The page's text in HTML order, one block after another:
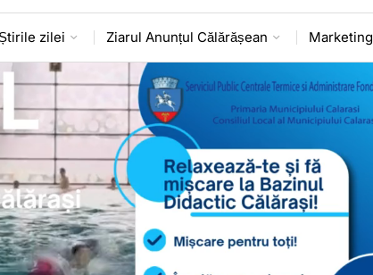
zilei Ziarul Anunțul Călărășean Marketing